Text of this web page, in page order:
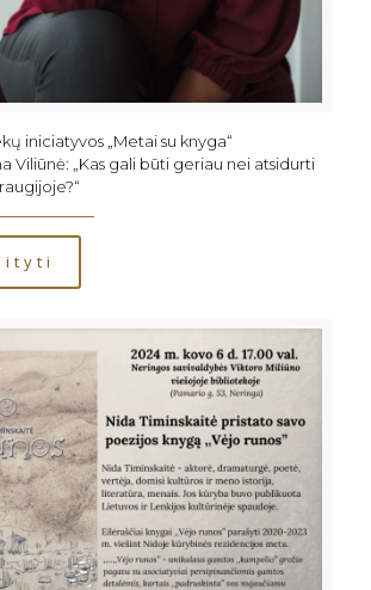
iniciatyvos „Metai su knyga“
Viliūnė: „Kas gali būti geriau nei atsidurti